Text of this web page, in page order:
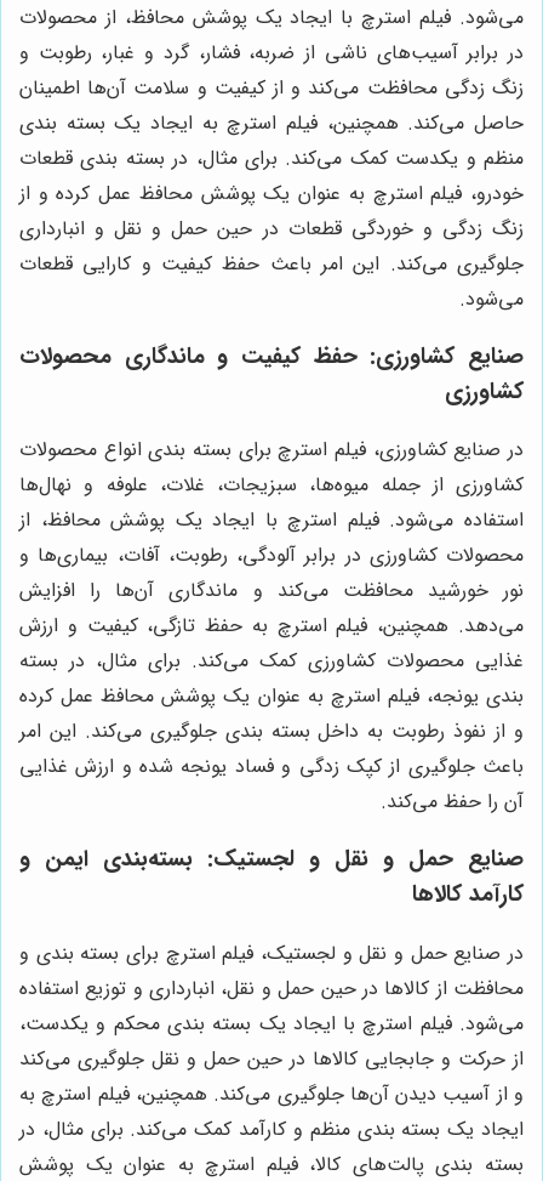
می‌شود. فیلم استرچ با ایجاد یک پوشش محافظ، از محصولات
در برابر آسیب‌های ناشی از ضربه، فشار، گرد و غبار، رطوبت و
زنگ زدگی محافظت می‌کند و از کیفیت و سلامت آن‌ها اطمینان
حاصل می‌کند. همچنین، فیلم استرچ به ایجاد یک بسته بندی
منظم و یکدست کمک می‌کند. برای مثال، در بسته بندی قطعات
خودرو، فیلم استرچ به عنوان یک پوشش محافظ عمل کرده و از
زنگ زدگی و خوردگی قطعات در حین حمل و نقل و انبارداری
جلوگیری می‌کند. این امر باعث حفظ کیفیت و کارایی قطعات
می‌شود.
صنایع کشاورزی: حفظ کیفیت و ماندگاری محصولات
کشاورزی
در صنایع کشاورزی، فیلم استرچ برای بسته بندی انواع محصولات
کشاورزی از جمله میوه‌ها، سبزیجات، غلات، علوفه و نهال‌ها
استفاده می‌شود. فیلم استرچ با ایجاد یک پوشش محافظ، از
محصولات کشاورزی در برابر آلودگی، رطوبت، آفات، بیماری‌ها و
نور خورشید محافظت می‌کند و ماندگاری آن‌ها را افزایش
می‌دهد. همچنین، فیلم استرچ به حفظ تازگی، کیفیت و ارزش
غذایی محصولات کشاورزی کمک می‌کند. برای مثال، در بسته
بندی یونجه، فیلم استرچ به عنوان یک پوشش محافظ عمل کرده
و از نفوذ رطوبت به داخل بسته بندی جلوگیری می‌کند. این امر
باعث جلوگیری از کپک زدگی و فساد یونجه شده و ارزش غذایی
آن را حفظ می‌کند.
صنایع حمل و نقل و لجستیک: بسته‌بندی ایمن و
کارآمد کالاها
در صنایع حمل و نقل و لجستیک، فیلم استرچ برای بسته بندی و
محافظت از کالاها در حین حمل و نقل، انبارداری و توزیع استفاده
می‌شود. فیلم استرچ با ایجاد یک بسته بندی محکم و یکدست،
از حرکت و جابجایی کالاها در حین حمل و نقل جلوگیری می‌کند
و از آسیب دیدن آن‌ها جلوگیری می‌کند. همچنین، فیلم استرچ به
ایجاد یک بسته بندی منظم و کارآمد کمک می‌کند. برای مثال، در
بسته بندی پالت‌های کالا، فیلم استرچ به عنوان یک پوشش